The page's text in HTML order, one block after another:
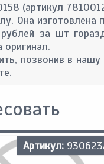
(артикул
Она
за шт
оригинал.
позвонив в
Артикул: